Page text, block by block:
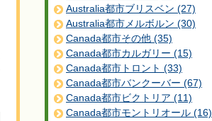
Australia都市ブリスベン (27)
Australia都市メルボルン (30)
Canada都市その他 (35)
Canada都市カルガリー (15)
Canada都市トロント (33)
Canada都市バンクーバー (67)
Canada都市ビクトリア (11)
Canada都市モントリオール (16)